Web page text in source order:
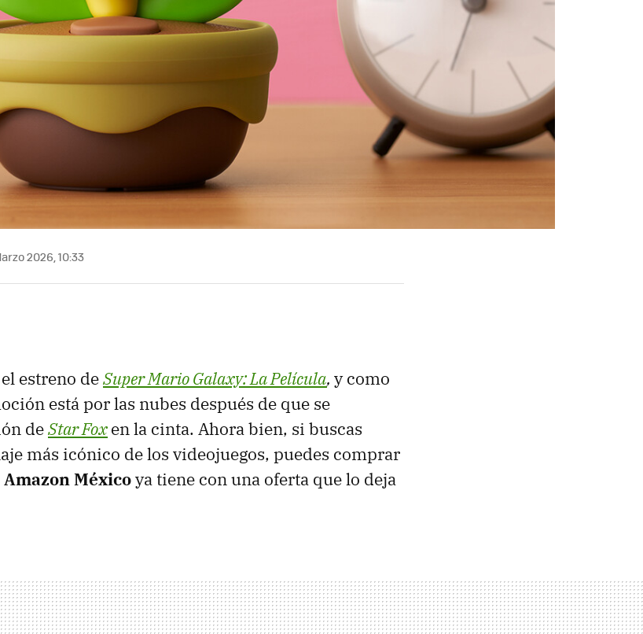
2026, 10:33
estreno deSuper Mario Galaxy: La Película, y como
está por las nubes después de que se
deStar Foxen la cinta. Ahora bien, si buscas
más icónico de los videojuegos, puedes comprar
Amazon Méxicoya tiene con una oferta que lo deja